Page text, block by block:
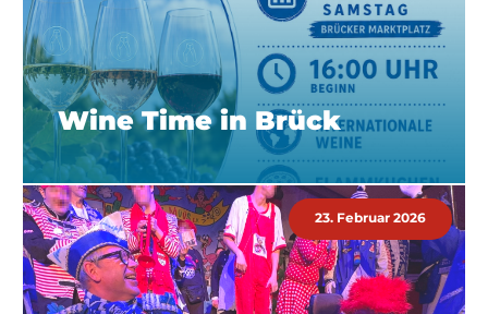
Wine Time in Brück
23. Februar 2026